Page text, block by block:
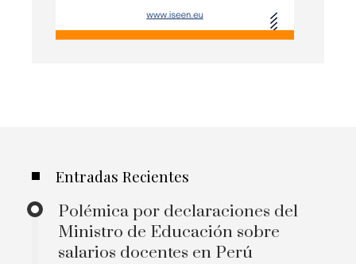
Entradas Recientes
Polémica por declaraciones del
Ministro de Educación sobre
salarios docentes en Perú